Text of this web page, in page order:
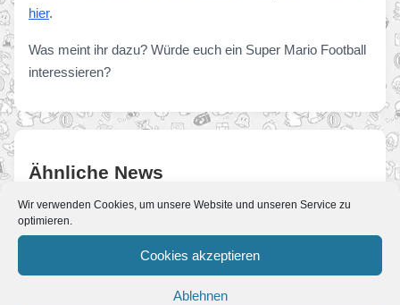
Wir verwenden Cookies, um unsere Website und unseren Service zu
optimieren.
Cookies akzeptieren
Ablehnen
hier.
Was meint ihr dazu? Würde euch ein Super Mario Football
interessieren?
Ähnliche News
Land kehrt zurück
Von JoKo•11. Juli 2026
Der Nintendo Classics-Katalog wurde um vier